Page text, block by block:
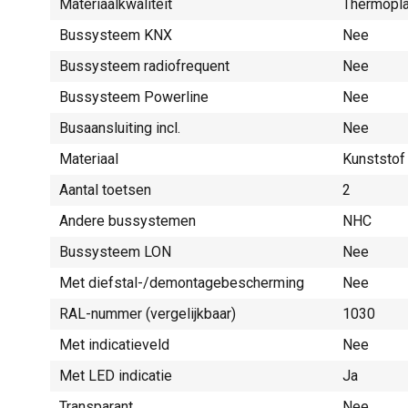
Materiaalkwaliteit
Bussysteem KNX
Nee
Bussysteem radiofrequent
Nee
Bussysteem Powerline
Nee
Busaansluiting incl.
Nee
Materiaal
Kunststof
Aantal toetsen
2
Andere bussystemen
NHC
Bussysteem LON
Nee
Met diefstal-/demontagebescherming
Nee
RAL-nummer (vergelijkbaar)
1030
Met indicatieveld
Nee
Met LED indicatie
Ja